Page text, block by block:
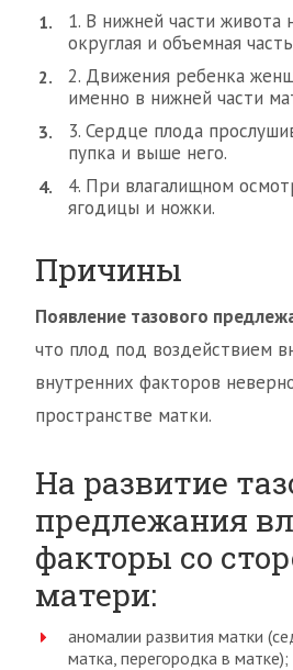
1. В нижней части живота
округлая и объемная
2. Движения ребенка
именно в нижней части
3. Сердце плода
пупка и выше него.
4. При влагалищном
ягодицы и ножки.
Причины
Появление тазового
что плод под воздействием
внутренних факторов
пространстве матки.
На развитие
предлежания
факторы со
матери:
аномалии развития матки
матка, перегородка в матке);